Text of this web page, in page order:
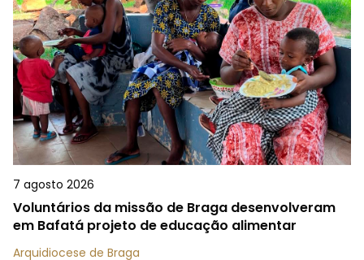
7 agosto 2026
Voluntários da missão de Braga desenvolveram
em Bafatá projeto de educação alimentar
Arquidiocese de Braga